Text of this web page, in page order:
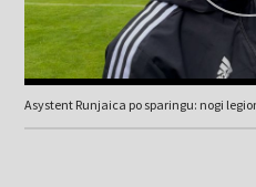
Asystent Runjaica po sparingu: nogi